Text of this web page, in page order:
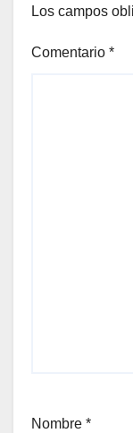
Los campos
Comentario *
Nombre *